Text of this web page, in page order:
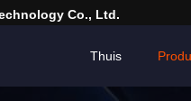
Co., Ltd.
Thuis